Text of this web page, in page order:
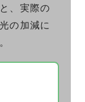
、実際の
の加減に